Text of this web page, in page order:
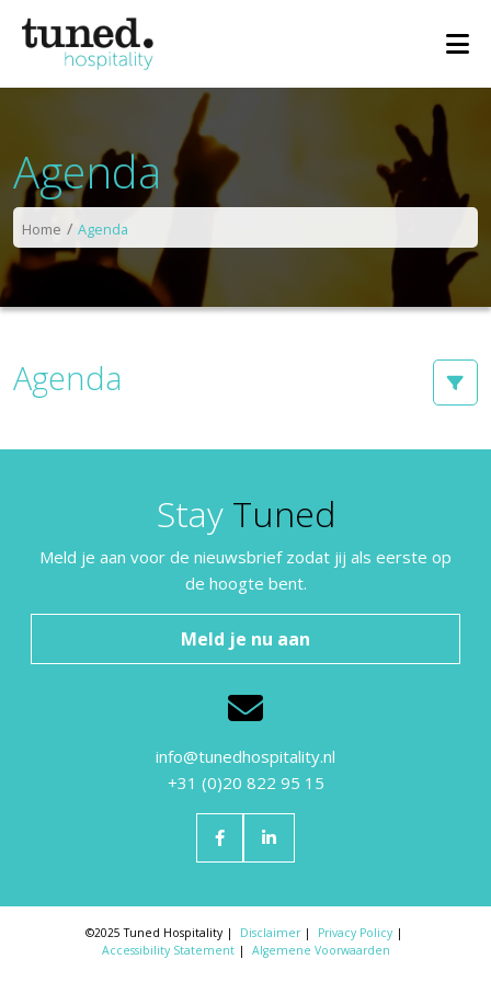
Agenda
Home Agenda
Agenda
StayTuned
Meld je aan voor de nieuwsbrief zodat jij als eerste op
de hoogte bent.
Meld je nu aan
info@tunedhospitality.nl
+31 (0)20 822 95 15
©2025 Tuned Hospitality Disclaimer
Privacy Policy
Accessibility Statement
Algemene Voorwaarden